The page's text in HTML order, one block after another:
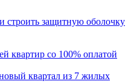
защитную оболочку
квартир со 100% оплатой
квартал из 7 жилых